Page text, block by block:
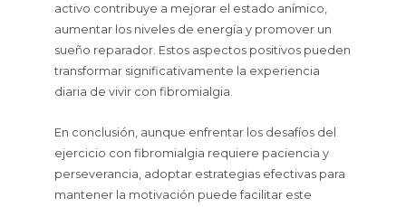
activo contribuye a mejorar el estado anímico,
aumentar los niveles de energía y promover un
sueño reparador. Estos aspectos positivos pueden
transformar significativamente la experiencia
diaria de vivir con fibromialgia.
En conclusión, aunque enfrentar los desafíos del
ejercicio con fibromialgia requiere paciencia y
perseverancia, adoptar estrategias efectivas para
mantener la motivación puede facilitar este